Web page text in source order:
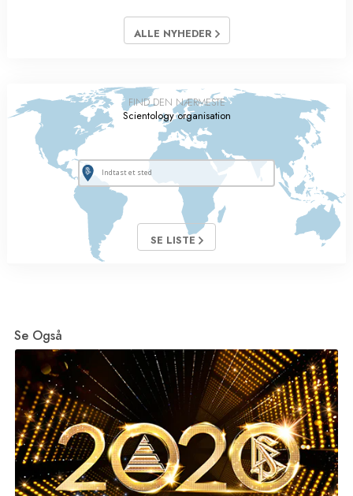
ALLE NYHEDER
FIND DEN NÆRMESTE
Scientology organisation
SE LISTE
Se Også